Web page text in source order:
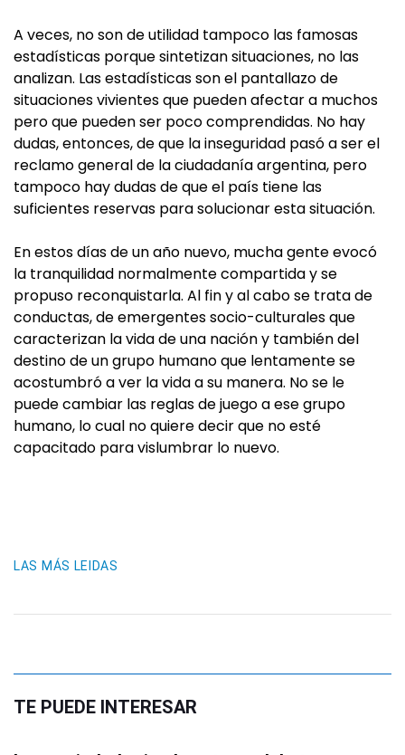
A veces, no son de utilidad tampoco las famosas
estadísticas porque sintetizan situaciones, no las
analizan. Las estadísticas son el pantallazo de
situaciones vivientes que pueden afectar a muchos
pero que pueden ser poco comprendidas. No hay
dudas, entonces, de que la inseguridad pasó a ser el
reclamo general de la ciudadanía argentina, pero
tampoco hay dudas de que el país tiene las
suficientes reservas para solucionar esta situación.
En estos días de un año nuevo, mucha gente evocó
la tranquilidad normalmente compartida y se
propuso reconquistarla. Al fin y al cabo se trata de
conductas, de emergentes socio-culturales que
caracterizan la vida de una nación y también del
destino de un grupo humano que lentamente se
acostumbró a ver la vida a su manera. No se le
puede cambiar las reglas de juego a ese grupo
humano, lo cual no quiere decir que no esté
capacitado para vislumbrar lo nuevo.
LAS MÁS LEIDAS
TE PUEDE INTERESAR